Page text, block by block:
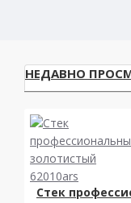
НЕДАВНО
Стек